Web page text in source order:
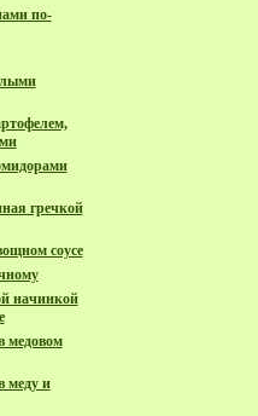
по-
гречкой
соусе
начинкой
медовом
меду и